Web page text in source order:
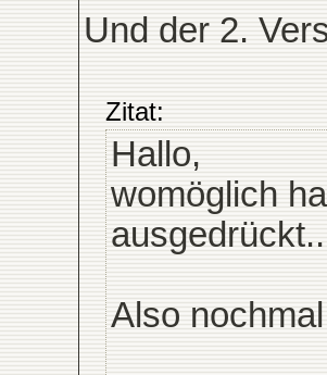
Und der 2.
Zitat:
Hallo,
womöglich
Also